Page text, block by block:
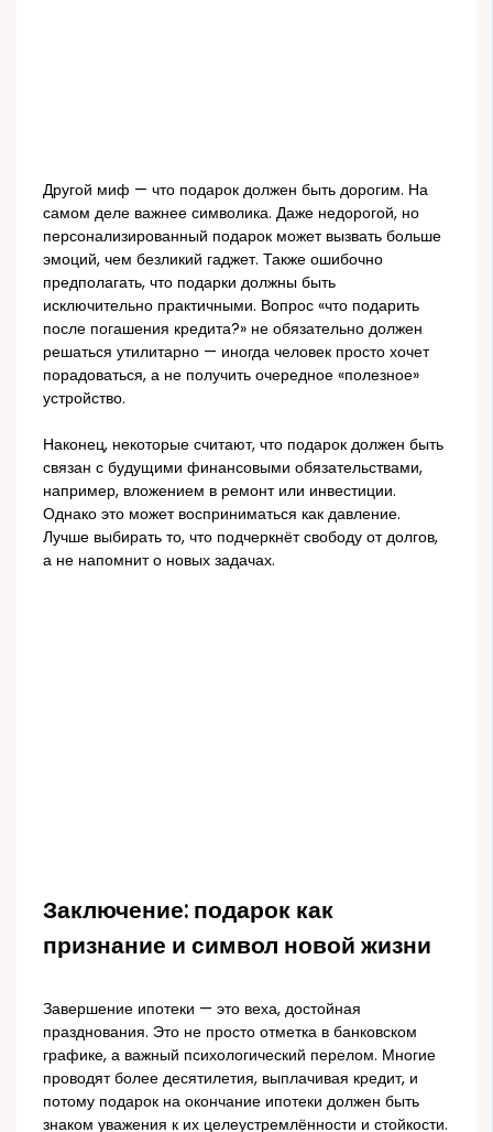
Другой миф — что подарок должен быть дорогим. На
самом деле важнее символика. Даже недорогой, но
персонализированный подарок может вызвать больше
эмоций, чем безликий гаджет. Также ошибочно
предполагать, что подарки должны быть
исключительно практичными. Вопрос «что подарить
после погашения кредита?» не обязательно должен
решаться утилитарно — иногда человек просто хочет
порадоваться, а не получить очередное «полезное»
устройство.
Наконец, некоторые считают, что подарок должен быть
связан с будущими финансовыми обязательствами,
например, вложением в ремонт или инвестиции.
Однако это может восприниматься как давление.
Лучше выбирать то, что подчеркнёт свободу от долгов,
а не напомнит о новых задачах.
Заключение: подарок как
признание и символ новой жизни
Завершение ипотеки — это веха, достойная
празднования. Это не просто отметка в банковском
графике, а важный психологический перелом. Многие
проводят более десятилетия, выплачивая кредит, и
потому подарок на окончание ипотеки должен быть
знаком уважения к их целеустремлённости и стойкости.